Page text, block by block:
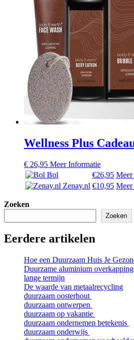
Wellness Plus
€ 26,95 Meer Informatie
Bol
€26,95
Zenay.nl €10,95
Zoeken
Zoeken
Eerdere artikelen
Hoe een Duurzaam Huis Je
Duurzame aluminium
lange termijn
De waarde van metaalrecycling
duurzaam oosterhout
duurzaam ontwerpen
duurzaam op vakantie
duurzaam ondernemen betekenis
duurzaam onderwijs